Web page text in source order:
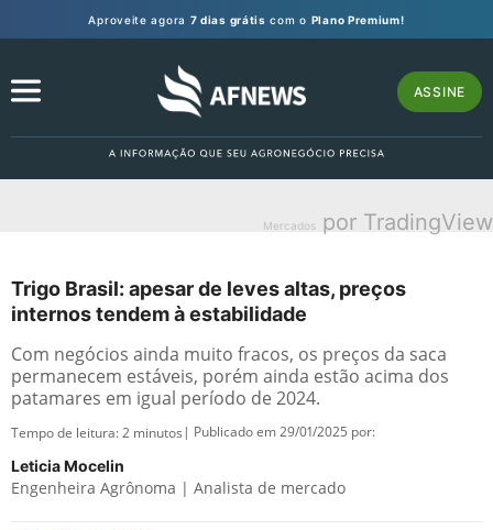
Aproveite agora 7 dias grátis com o Plano Premium!
ASSINE
Mercados por TradingView
Trigo Brasil: apesar de leves altas, preços
internos tendem à estabilidade
Com negócios ainda muito fracos, os preços da saca
permanecem estáveis, porém ainda estão acima dos
patamares em igual período de 2024.
Tempo de leitura:2 minutos | Publicado em 29/01/2025 por:
Leticia Mocelin
Engenheira Agrônoma | Analista de mercado